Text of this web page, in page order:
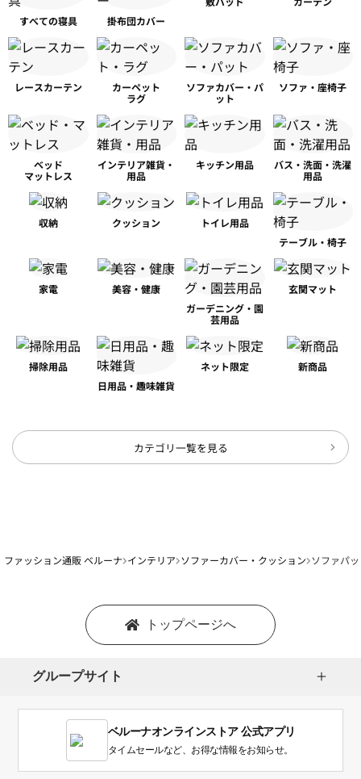
すべての寝具 掛布団カバー
レースカーテン
カーペット
ラグ
ソファカバー・パ
ット
ソファ・座椅子
ベッド
マットレス
インテリア雑貨・
用品
キッチン用品
バス・洗面・洗濯
用品
収納 クッション
トイレ用品
テーブル・椅子
家電
美容・健康
ガーデニング・園
芸用品
玄関マット
掃除用品
日用品・趣味雑貨
ネット限定 新商品
カテゴリ一覧を見る
ファッション通販 ベルーナ インテリア ソファーカバー・クッション ソファパ
トップページへ
グループサイト
ベルーナオンラインストア 公式アプリ
タイムセールなど、お得な情報をお知らせ。